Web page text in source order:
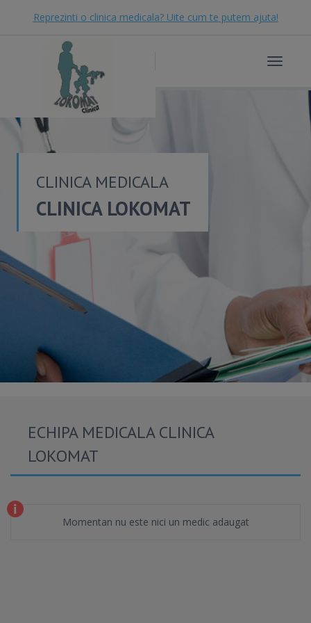
Reprezinti o clinica medicala? Uite cum te putem ajuta!
Toggle
CLINICA MEDICALA
CLINICA LOKOMAT
ECHIPA MEDICALA CLINICA
LOKOMAT
Momentan nu este nici un medic adaugat